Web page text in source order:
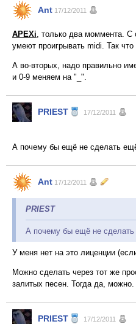
Ant 17/12/2011
APEXi, только два моммента. С
умеют проигрывать midi. Так
А во-вторых, надо правильно
и 0-9 меняем на "_".
PRIEST 17/12/2011
А почему бы ещё не сделать
Ant 17/12/2011
PRIEST
А почему бы ещё не
У меня нет на это лиценции
Можно сделать через тот же
залитых песен. Тогда да,
PRIEST 17/12/2011